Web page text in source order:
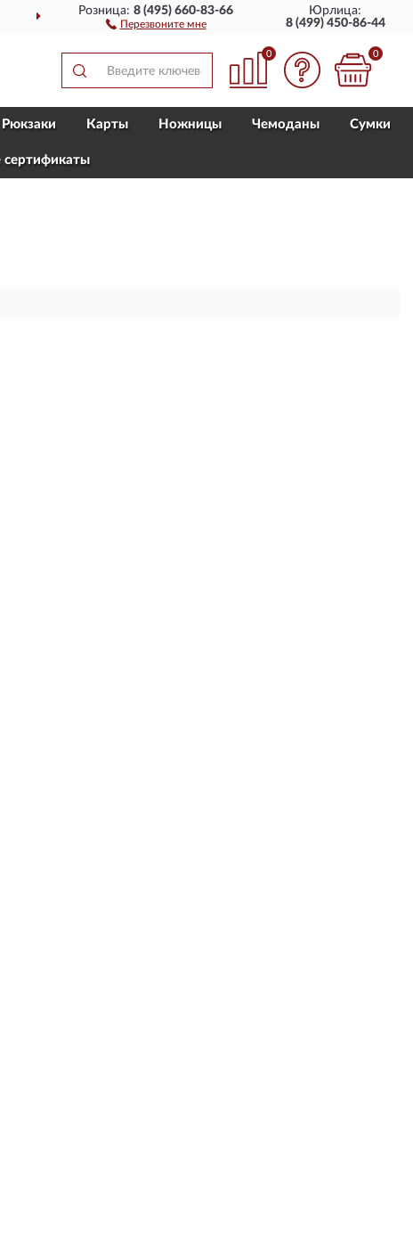
ПОЛНЫЙ АССОРТИМЕНТ БРЕНДА
Розница:8 (495) 660-83-66
Перезвоните мне
Юрлица:
8 (499) 450-86-44
0 0
Рюкзаки Карты Ножницы Чемоданы Сумки